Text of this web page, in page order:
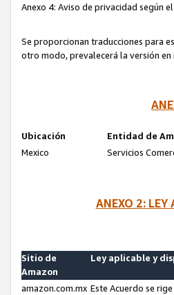
Anexo 4: Aviso de privacidad según
Se proporcionan traducciones para
otro modo, prevalecerá la versión
Ubicación
Entidad de
Mexico
Servicios
ANEXO 2: LEY
Sitio de
Amazon
Ley aplicable y
amazon.com.mx Este Acuerdo se